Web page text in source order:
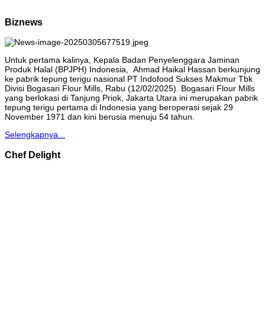
Biznews
Untuk pertama kalinya, Kepala Badan Penyelenggara Jaminan
Produk Halal (BPJPH) Indonesia, Ahmad Haikal Hassan berkunjung
ke pabrik tepung terigu nasional PT Indofood Sukses Makmur Tbk
Divisi Bogasari Flour Mills, Rabu (12/02/2025). Bogasari Flour Mills
yang berlokasi di Tanjung Priok, Jakarta Utara ini merupakan pabrik
tepung terigu pertama di Indonesia yang beroperasi sejak 29
November 1971 dan kini berusia menuju 54 tahun.
Selengkapnya...
Chef Delight